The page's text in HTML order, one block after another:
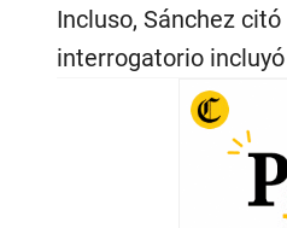
Incluso, Sánchez
interrogatorio